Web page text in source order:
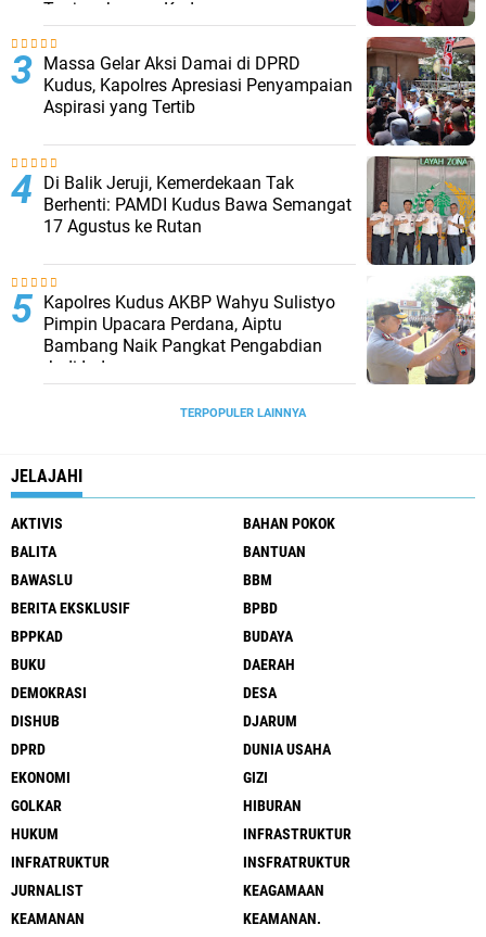
Tanjungkarang Kudus
Massa Gelar Aksi Damai di DPRD
Kudus, Kapolres Apresiasi Penyampaian
Aspirasi yang Tertib
Di Balik Jeruji, Kemerdekaan Tak
Berhenti: PAMDI Kudus Bawa Semangat
17 Agustus ke Rutan
Kapolres Kudus AKBP Wahyu Sulistyo
Pimpin Upacara Perdana, Aiptu
Bambang Naik Pangkat Pengabdian
Jadi Ipda
TERPOPULER LAINNYA
JELAJAHI
AKTIVIS
BAHAN POKOK
BALITA
BANTUAN
BAWASLU
BBM
BERITA EKSKLUSIF
BPBD
BPPKAD
BUDAYA
BUKU
DAERAH
DEMOKRASI
DESA
DISHUB
DJARUM
DPRD
DUNIA USAHA
EKONOMI
GIZI
GOLKAR
HIBURAN
HUKUM
INFRASTRUKTUR
INFRATRUKTUR
INSFRATRUKTUR
JURNALIST
KEAGAMAAN
KEAMANAN
KEAMANAN.